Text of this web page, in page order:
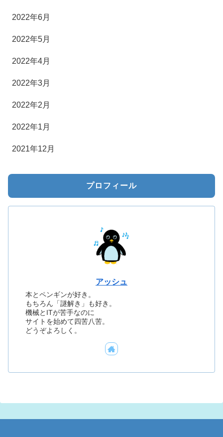
2022年6月
2022年5月
2022年4月
2022年3月
2022年2月
2022年1月
2021年12月
プロフィール
アッシュ
本とペンギンが好き。
もちろん「謎解き」も好き。
機械とITが苦手なのに
サイトを始めて四苦八苦。
どうぞよろしく。